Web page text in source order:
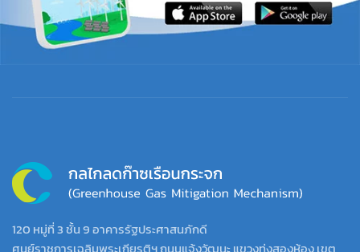
120 หมู่ที่ 3 ชั้น 9 อาคารรัฐประศาสนภักดี
ศูนย์ราชการเฉลิมพระเกียรติฯ ถนนแจ้งวัฒนะ แขวงทุ่งสองห้อง เขต